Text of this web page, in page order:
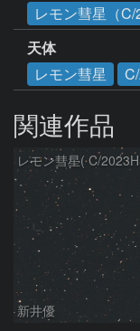
レモン彗星（C/
天体
レモン彗星
関連作品
新井優